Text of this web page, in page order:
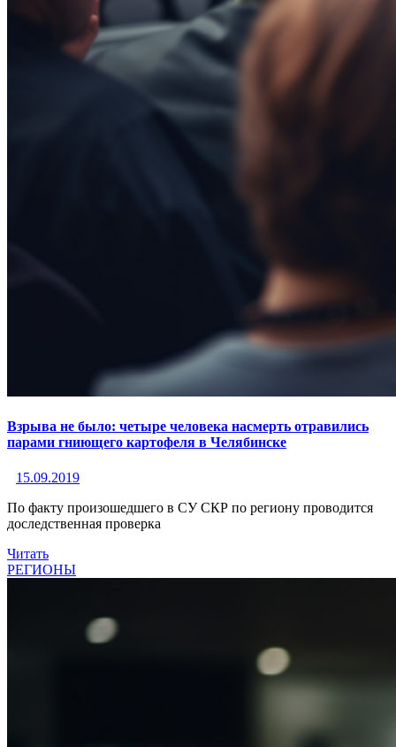
Взрыва не было: четыре человека насмерть отравились
парами гниющего картофеля в Челябинске
15.09.2019
По факту произошедшего в СУ СКР по региону проводится
доследственная проверка
Читать
РЕГИОНЫ